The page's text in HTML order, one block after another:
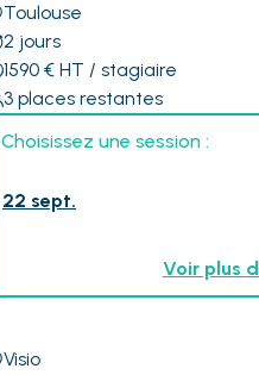
Toulouse
2 jours
1590€ HT / stagiaire
3 places restantes
Choisissez une session :
22 sept.
Voir plus
Visio